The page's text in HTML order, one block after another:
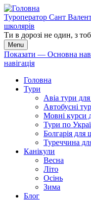
Перейти
до
основного
вмісту
Туроператор Сант
школярів
Ти в дорозі не один, з
Menu
Основна
навігація
Показати — Основна
навігація
Головна
Тури
Авіа тури
Автобусні
Мовні курси
Тури по
Болгарія для
Туреччина
Канікули
Весна
Літо
Осінь
Зима
Блог